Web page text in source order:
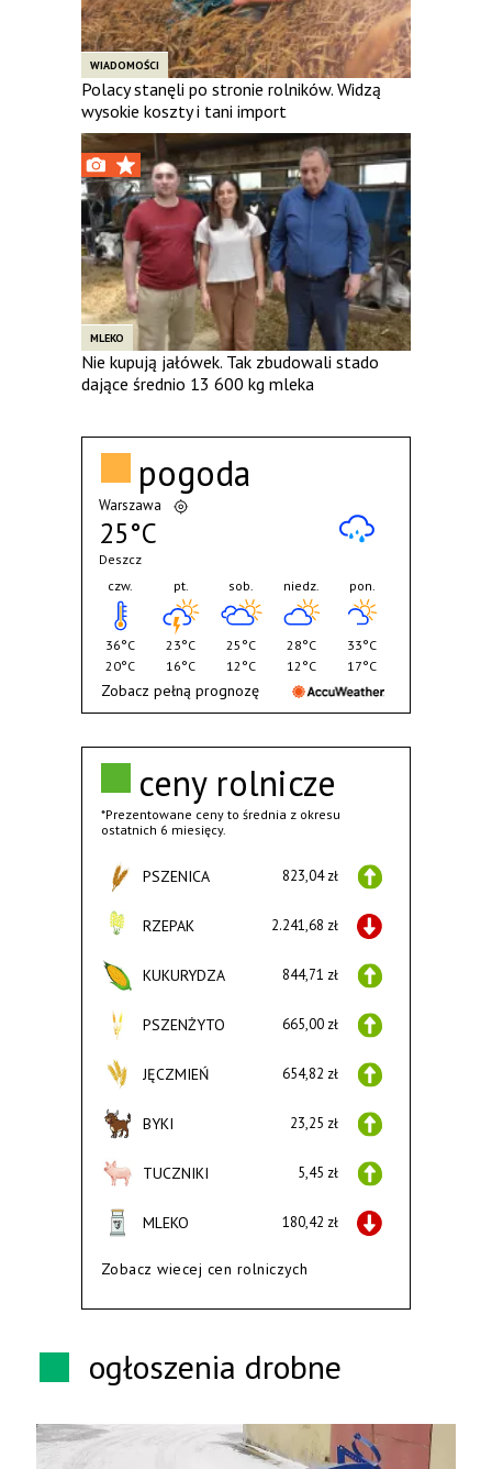
WIADOMOŚCI
Polacy stanęli po stronie rolników. Widzą
wysokie koszty i tani import
MLEKO
Nie kupują jałówek. Tak zbudowali stado
dające średnio 13 600 kg mleka
ceny rolnicze
*Prezentowane ceny to średnia z okresu
ostatnich 6 miesięcy.
PSZENICA 823,04 zł
RZEPAK 2.241,68 zł
KUKURYDZA 844,71 zł
PSZENŻYTO 665,00 zł
JĘCZMIEŃ 654,82 zł
BYKI 23,25 zł
TUCZNIKI 5,45 zł
MLEKO 180,42 zł
Zobacz wiecej cen rolniczych
pogoda
Warszawa
25°C
Deszcz
czw.
36°C
20°C
pt.
23°C
16°C
sob.
25°C
12°C
niedz.
28°C
12°C
pon.
33°C
17°C
Zobacz pełną prognozę
ogłoszenia drobne